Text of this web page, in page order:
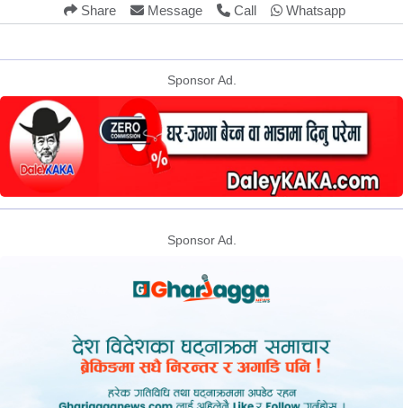
Share Message Call Whatsapp
Sponsor Ad.
Sponsor Ad.